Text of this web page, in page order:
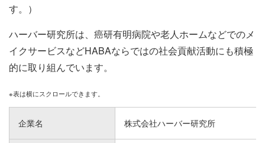
す。）
ハーバー研究所は、癌研有明病院や老人ホームなどでのメ
イクサービスなどHABAならではの社会貢献活動にも積極
的に取り組んでいます。
企業名 株式会社ハーバー研究所